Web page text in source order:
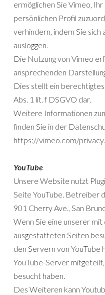
ermöglichen Sie Vimeo,
persönlichen Profil
verhindern, indem Sie
ausloggen.
Die Nutzung von Vimeo
ansprechenden
Dies stellt ein
Abs. 1 lit. f DSGVO dar.
Weitere Informationen
finden Sie in der
https://vimeo.com/privacy.
YouTube
Unsere Website nutzt
Seite YouTube. Betreiber
901 Cherry Ave., San
Wenn Sie eine unserer mit
ausgestatteten Seiten
den Servern von
YouTube-Server
besucht haben.
Des Weiteren kann